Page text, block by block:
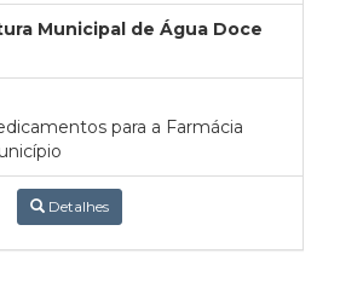
Municipal de Água Doce
para a Farmácia
Detalhes